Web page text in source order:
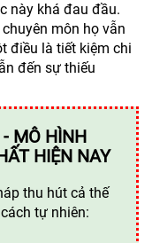
này khá đau đầu.
môn họ vẫn
điều là tiết kiệm chi
đến sự thiếu
MÔ HÌNH
HIỆN NAY
thu hút cả thế
tự nhiên: